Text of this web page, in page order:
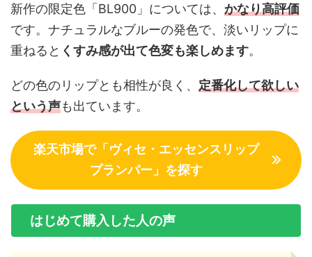
新作の限定色「BL900」については、 かなり高評価
です。ナチュラルなブルーの発色で、淡いリップに
重ねると くすみ感が出て色変も楽しめます。
どの色のリップとも相性が良く、 定番化して欲しい
という声も出ています。
楽天市場で「ヴィセ・エッセンスリップ
プランパー」を探す
はじめて購入した人の声